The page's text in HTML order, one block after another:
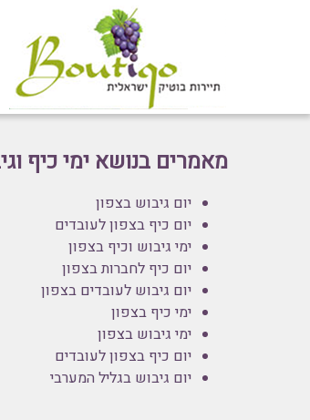
מאמרים בנושא ימי כיף
יום גיבוש בצפון
יום כיף בצפון לעובדים
ימי גיבוש וכיף בצפון
יום כיף לחברות בצפון
יום גיבוש לעובדים בצפון
ימי כיף בצפון
ימי גיבוש בצפון
יום כיף בצפון לעובדים
יום גיבוש בגליל המערבי